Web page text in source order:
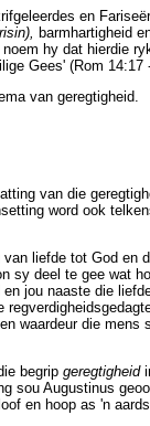
en
barmhartigheid
hy dat hierdie
Gees' (Rom 14:17
van geregtigheid.
van die
word ook
liefde tot God en
sy deel te gee wat
jou naaste die
waardeur die
begrip geregtigheid
sou Augustinus
en hoop as 'n